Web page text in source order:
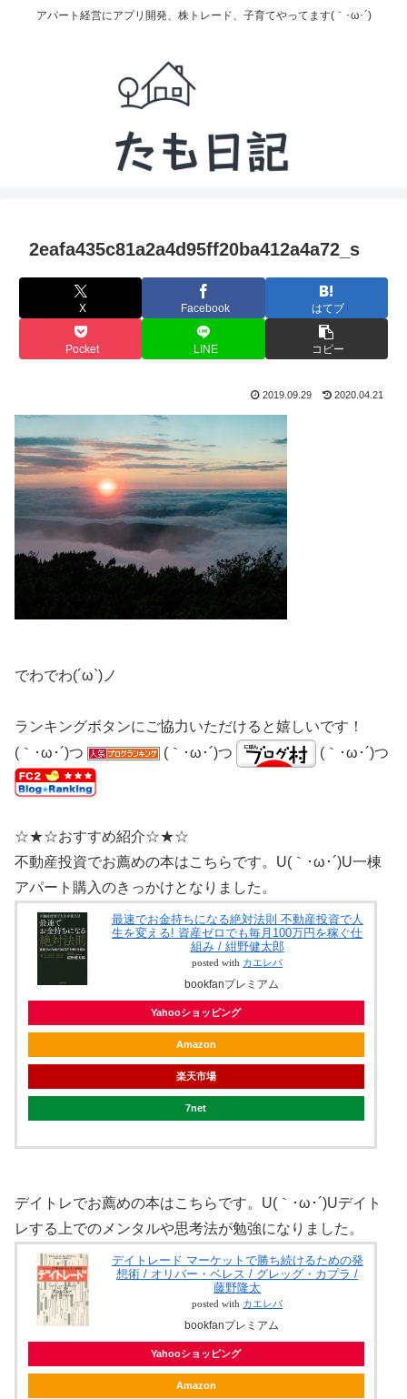
アパート経営にアプリ開発、株トレード、子育てやってます(｀･ω･´)
2eafa435c81a2a4d95ff20ba412a4a72_s
X Facebook はてブ
Pocket LINE コピー
2019.09.29 2020.04.21
でわでわ(´ω`)ノ
ランキングボタンにご協力いただけると嬉しいです！
(｀･ω･´)つ
(｀･ω･´)つ (｀･ω･´)つ
☆★☆おすすめ紹介☆★☆
不動産投資でお薦めの本はこちらです。U(｀･ω･´)U一棟
アパート購入のきっかけとなりました。
最速でお金持ちになる絶対法則 不動産投資で人
生を変える! 資産ゼロでも毎月100万円を稼ぐ仕
組み / 紺野健太郎
posted with カエレバ
bookfanプレミアム
Yahooショッピング
Amazon
楽天市場
7net
デイトレでお薦めの本はこちらです。U(｀･ω･´)Uデイト
レする上でのメンタルや思考法が勉強になりました。
デイトレード マーケットで勝ち続けるための発
想術 / オリバー・ベレス / グレッグ・カプラ /
藤野隆太
posted with カエレバ
bookfanプレミアム
Yahooショッピング
Amazon